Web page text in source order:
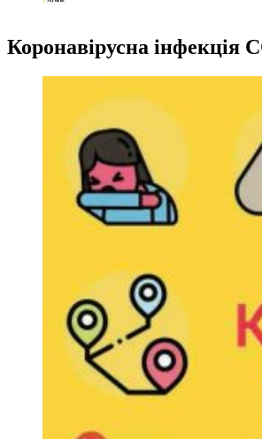
Коронавірусна інфекція